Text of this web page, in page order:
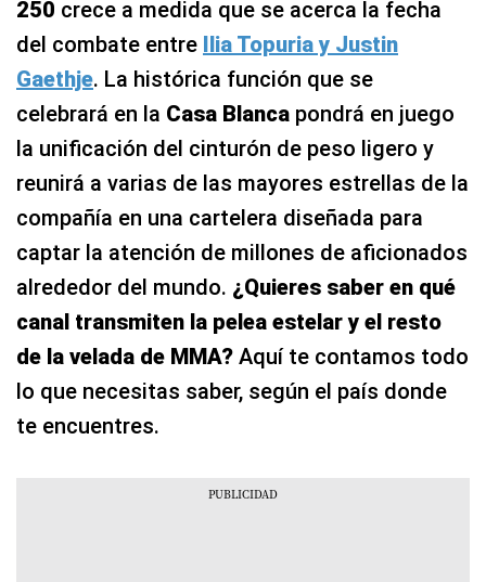
250 crece a medida que se acerca la fecha
del combate entre Ilia Topuria y Justin
Gaethje. La histórica función que se
celebrará en la Casa Blanca pondrá en juego
la unificación del cinturón de peso ligero y
reunirá a varias de las mayores estrellas de la
compañía en una cartelera diseñada para
captar la atención de millones de aficionados
alrededor del mundo. ¿Quieres saber en qué
canal transmiten la pelea estelar y el resto
de la velada de MMA? Aquí te contamos todo
lo que necesitas saber, según el país donde
te encuentres.